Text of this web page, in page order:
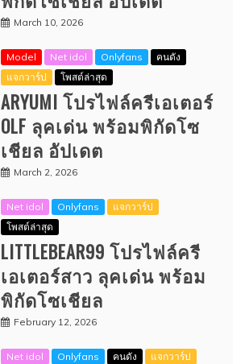
March 10, 2026
Model Net idol Onlyfans
คนดัง
แจกวาร์ป
โพสต์ล่าสุด
ARYUMI โปรไฟล์ครีเอเตอร์
OLF ลุคเด่น พร้อมพิกัดโซ
เชียล อัปเดต
March 2, 2026
Net idol Onlyfans
แจกวาร์ป
โพสต์ล่าสุด
LITTLEBEAR99 โปรไฟล์ครี
เอเตอร์สาว ลุคเด่น พร้อม
พิกัดโซเชียล
February 12, 2026
Net idol Onlyfans คนดัง
แจกวาร์ป